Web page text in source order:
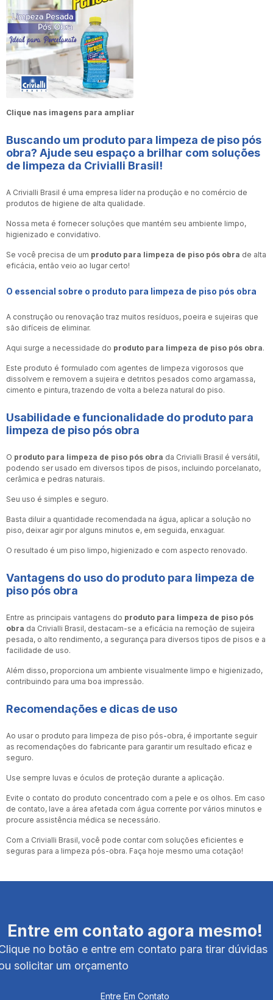
Clique nas imagens para ampliar
Buscando um produto para limpeza de piso pós
obra? Ajude seu espaço a brilhar com soluções
de limpeza da Crivialli Brasil!
A Crivialli Brasil é uma empresa líder na produção e no comércio de
produtos de higiene de alta qualidade.
Nossa meta é fornecer soluções que mantém seu ambiente limpo,
higienizado e convidativo.
Se você precisa de um produto para limpeza de piso pós obra de alta
eficácia, então veio ao lugar certo!
O essencial sobre o produto para limpeza de piso pós obra
A construção ou renovação traz muitos resíduos, poeira e sujeiras que
são difíceis de eliminar.
Aqui surge a necessidade do produto para limpeza de piso pós obra.
Este produto é formulado com agentes de limpeza vigorosos que
dissolvem e removem a sujeira e detritos pesados como argamassa,
cimento e pintura, trazendo de volta a beleza natural do piso.
Usabilidade e funcionalidade do produto para
limpeza de piso pós obra
O produto para limpeza de piso pós obra da Crivialli Brasil é versátil,
podendo ser usado em diversos tipos de pisos, incluindo porcelanato,
cerâmica e pedras naturais.
Seu uso é simples e seguro.
Basta diluir a quantidade recomendada na água, aplicar a solução no
piso, deixar agir por alguns minutos e, em seguida, enxaguar.
O resultado é um piso limpo, higienizado e com aspecto renovado.
Vantagens do uso do produto para limpeza de
piso pós obra
Entre as principais vantagens do produto para limpeza de piso pós
obra da Crivialli Brasil, destacam-se a eficácia na remoção de sujeira
pesada, o alto rendimento, a segurança para diversos tipos de pisos e a
facilidade de uso.
Além disso, proporciona um ambiente visualmente limpo e higienizado,
contribuindo para uma boa impressão.
Recomendações e dicas de uso
Ao usar o produto para limpeza de piso pós-obra, é importante seguir
as recomendações do fabricante para garantir um resultado eficaz e
seguro.
Use sempre luvas e óculos de proteção durante a aplicação.
Evite o contato do produto concentrado com a pele e os olhos. Em caso
de contato, lave a área afetada com água corrente por vários minutos e
procure assistência médica se necessário.
Com a Crivialli Brasil, você pode contar com soluções eficientes e
seguras para a limpeza pós-obra. Faça hoje mesmo uma cotação!
Entre em contato agora mesmo!
no botão e entre em contato para tirar dúvidas
solicitar um orçamento
Entre Em Contato